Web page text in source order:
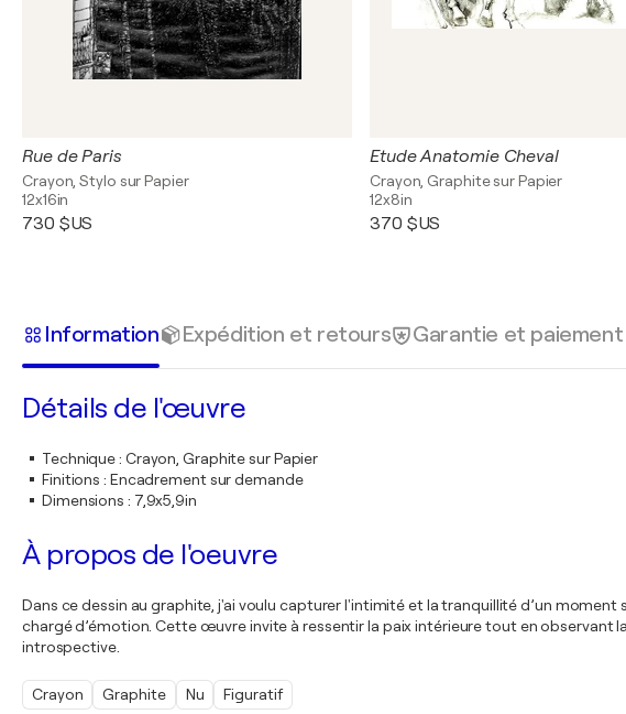
Rue de Paris
Crayon, Stylo sur Papier
12x16in
730 $US
Etude Anatomie Cheval
Crayon, Graphite sur Papier
12x8in
370 $US
Information Expédition et retours Garantie et paiement
Détails de l'œuvre
Technique: Crayon, Graphite sur Papier
Finitions : Encadrement sur demande
Dimensions : 7,9x5,9in
À propos de l'oeuvre
Dans ce dessin au graphite, j'ai voulu capturer l'intimité et la tranquillité d’un
chargé d’émotion. Cette œuvre invite à ressentir la paix intérieure tout en observant
introspective.
Crayon Graphite Nu Figuratif